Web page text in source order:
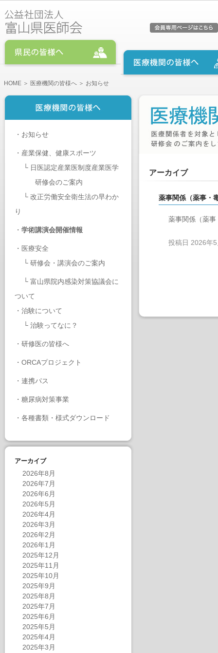
HOME ＞ 医療機関の皆様へ ＞ お知らせ
・ お知らせ
・ 産業保健、健康スポーツ
└ 日医認定産業医制度産業医学
研修会のご案内
└ 改正労働安全衛生法の早わか
り
・ 学術講演会開催情報
・ 医療安全
└ 研修会・講演会のご案内
└ 富山県院内感染対策協議会に
ついて
・ 治験について
└ 治験ってなに？
・ 研修医の皆様へ
・ ORCAプロジェクト
・ 連携パス
・ 糖尿病対策事業
・ 各種書類・様式ダウンロード
アーカイブ
2026年8月
2026年7月
2026年6月
2026年5月
2026年4月
2026年3月
2026年2月
2026年1月
2025年12月
2025年11月
2025年10月
2025年9月
2025年8月
2025年7月
2025年6月
2025年5月
2025年4月
2025年3月
アーカイブ
薬事関係（薬事・
薬事関係（薬
投稿日 2026年